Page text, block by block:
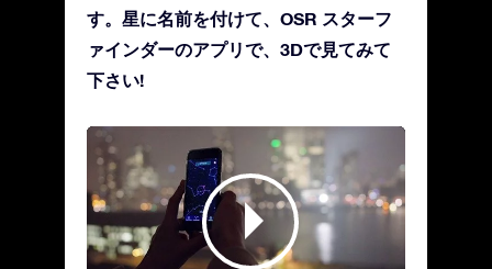
す。星に名前を付けて、OSR スターフ
ァインダーのアプリで、3Dで見てみて
下さい!